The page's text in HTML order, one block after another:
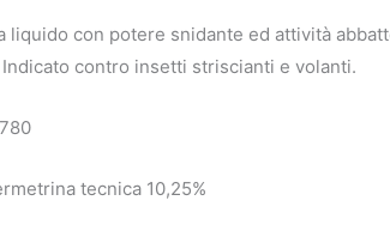
liquido con potere snidante ed attività
contro insetti striscianti e volanti.
tecnica 10,25%